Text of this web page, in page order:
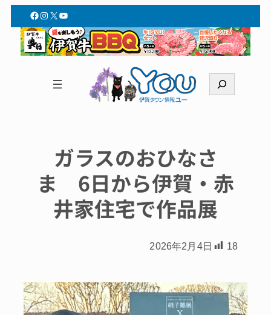
Facebook
Instagram
X YouTube
索
ガラスのおひなさ
ま 6日から伊賀・赤
井家住宅で作品展
2026年2月4日 18